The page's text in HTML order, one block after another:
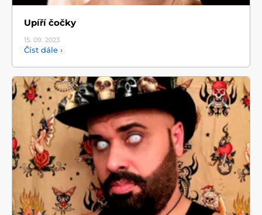
Upíří čočky
15. 09. 2023
Číst dále ›